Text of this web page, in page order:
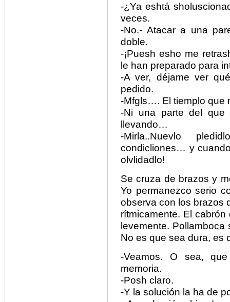
-¿Ya eshtá
veces.
-No.- Atacar a una
doble.
-¡Puesh esho me
le han preparado para
-A ver, déjame ver
pedido.
-Mfgls…. El tiemplo que
-Ni una parte del que
llevando…
-Mirla..Nuevlo
condicliones… y
olvlidadlo!
Se cruza de brazos y
Yo permanezco serio
observa con los brazos
rítmicamente. El
levemente.
No es que sea dura, es
-Veamos. O sea,
memoria.
-Posh claro.
-Y la solución la ha de